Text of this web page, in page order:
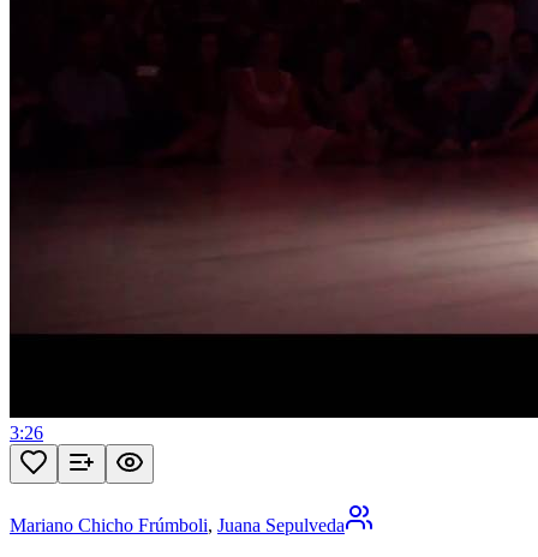
3:26
Mariano Chicho Frúmboli, Juana Sepulveda